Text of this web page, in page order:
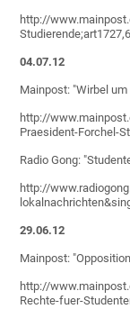
http://
04.07.12
Mainpost: "Wirbel
http://
Praesident-Forchel-
Radio Gong:
http://
29.06.12
Mainpost:
http://
Rechte-fuer-